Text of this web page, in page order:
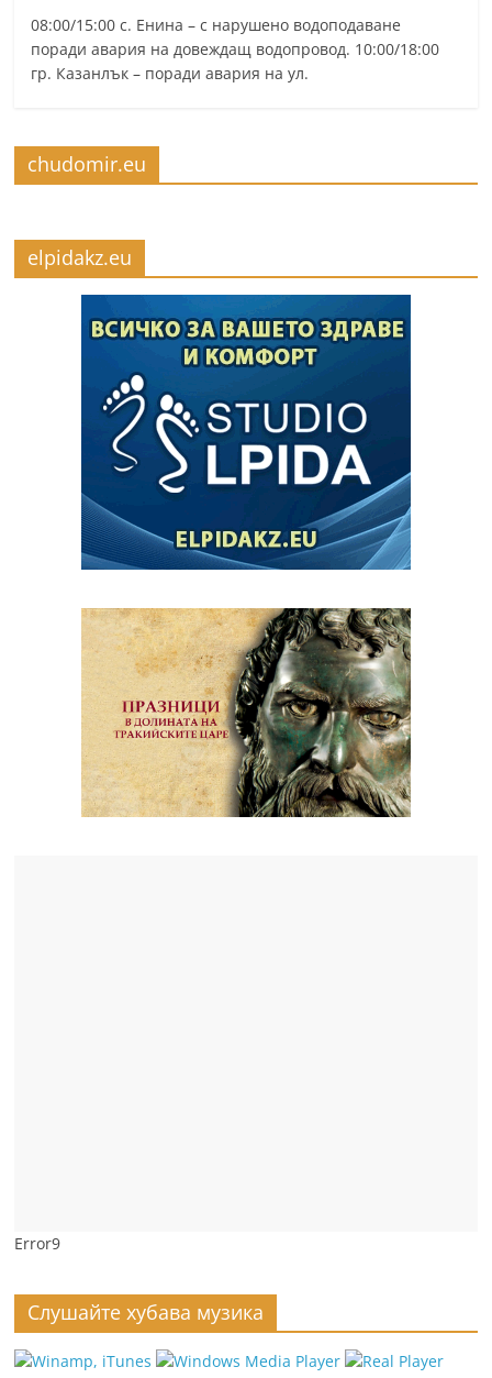
08:00/15:00 с. Енина – с нарушено водоподаване
поради авария на довеждащ водопровод. 10:00/18:00
гр. Казанлък – поради авария на ул.
chudomir.eu
elpidakz.eu
Error9
Слушайте хубава музика